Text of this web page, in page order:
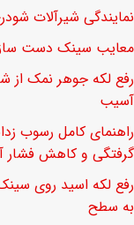
نمایندگی شیرآلات
معایب سینک دست
رفع لکه جوهر نمک از
آسیب
راهنمای کامل رسوب
گرفتگی و کاهش فشار
رفع لکه اسید روی
به سطح